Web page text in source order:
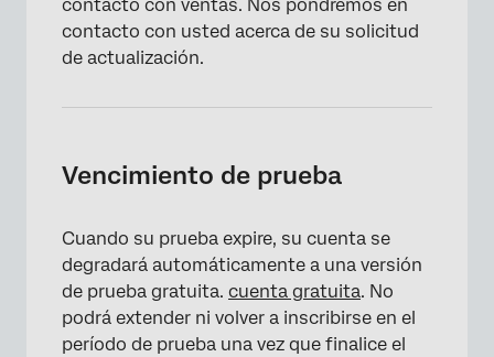
contacto con ventas. Nos pondremos en
contacto con usted acerca de su solicitud
de actualización.
Vencimiento de prueba
Cuando su prueba expire, su cuenta se
degradará automáticamente a una versión
de prueba gratuita. cuenta gratuita. No
podrá extender ni volver a inscribirse en el
período de prueba una vez que finalice el